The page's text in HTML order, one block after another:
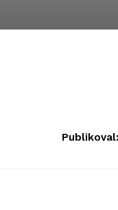
Publikoval: